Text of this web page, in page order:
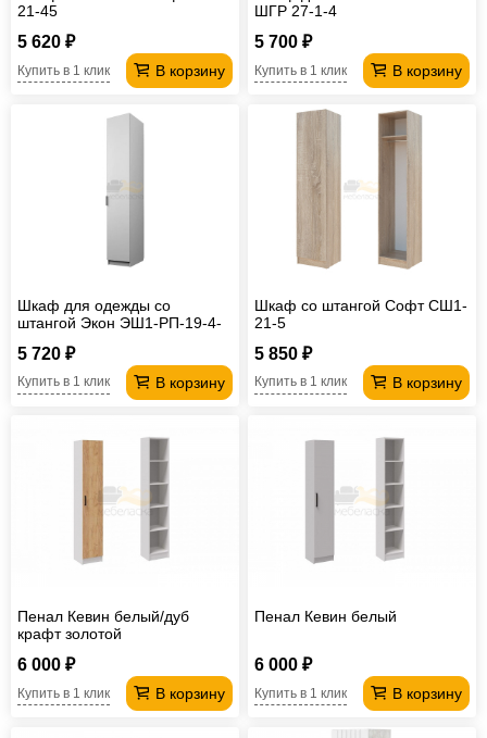
21-45
5 620 ₽
В корзину
Купить в 1 клик
ШГР 27-1-4
5 700 ₽
В корзину
Купить в 1 клик
Шкаф для одежды со
штангой Экон ЭШ1-РП-19-4-
5 720 ₽
В корзину
Купить в 1 клик
Шкаф со штангой Софт СШ1-
21-5
5 850 ₽
В корзину
Купить в 1 клик
Пенал Кевин белый/дуб
крафт золотой
6 000 ₽
В корзину
Купить в 1 клик
Пенал Кевин белый
6 000 ₽
В корзину
Купить в 1 клик